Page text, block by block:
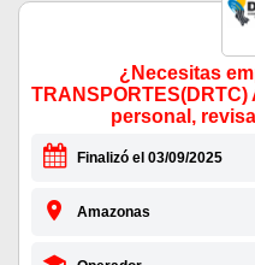
¿Necesitas
personal,
Finalizó el 03/09/2025
Amazonas